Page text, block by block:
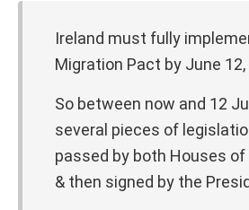
Ireland must fully
Migration Pact by June 12,
So between now and 12
several pieces of
passed by both Houses
& then signed by the